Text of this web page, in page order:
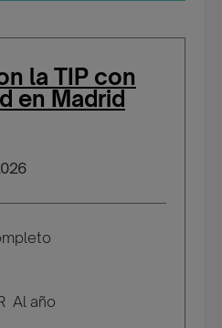
la TIP con
en Madrid
Al año